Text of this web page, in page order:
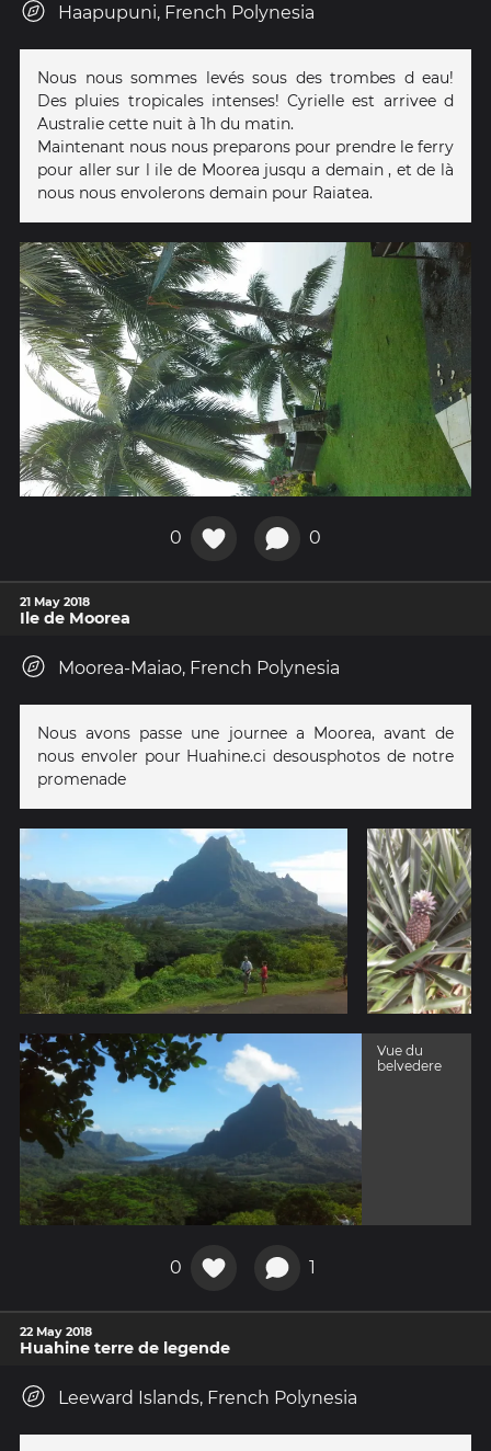
Haapupuni, French Polynesia
Nous nous sommes levés sous des trombes d eau!
Des pluies tropicales intenses! Cyrielle est arrivee d
Australie cette nuit à 1h du matin.
Maintenant nous nous preparons pour prendre le ferry
pour aller sur l ile de Moorea jusqu a demain , et de là
nous nous envolerons demain pour Raiatea.
0 0
21 May 2018
Ile de Moorea
Moorea-Maiao, French Polynesia
Nous avons passe une journee a Moorea, avant de
nous envoler pour Huahine.ci desousphotos de notre
promenade
Vue du
belvedere
0 1
22 May 2018
Huahine terre de legende
Leeward Islands, French Polynesia